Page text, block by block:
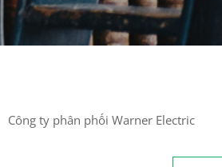
Công ty phân phối Warner Electric